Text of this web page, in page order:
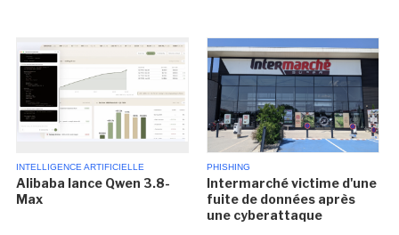
INTELLIGENCE ARTIFICIELLE
Alibaba lance Qwen 3.8-
Max
PHISHING
Intermarché victime d'une
fuite de données après
une cyberattaque